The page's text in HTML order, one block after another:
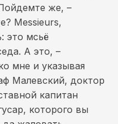
же, –
Messieurs,
это мсьё
А это, –
мне и указывая
Малевский, доктор
капитан
которого вы